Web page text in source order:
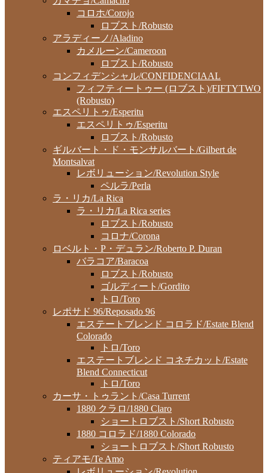
コロホ/Corojo
ロブスト/Robusto
アラディーノ/Aladino
カメルーン/Cameroon
ロブスト/Robusto
コンフィデンシャル/CONFIDENCIAAL
フィフティートゥー (ロブスト)/FIFTYTWO
(Robusto)
エスペリトゥ/Esperitu
エスペリトゥ/Esperitu
ロブスト/Robusto
ギルバート・ド・モンサルバート/Gilbert de
Montsalvat
レボリューション/Revolution Style
ペルラ/Perla
ラ・リカ/La Rica
ラ・リカ/La Rica series
ロブスト/Robusto
コロナ/Corona
ロベルト・P・デュラン/Roberto P. Duran
バラコア/Baracoa
ロブスト/Robusto
ゴルディート/Gordito
トロ/Toro
レポサド 96/Reposado 96
エステートブレンド コロラド/Estate Blend
Colorado
トロ/Toro
エステートブレンド コネチカット/Estate
Blend Connecticut
トロ/Toro
カーサ・トゥラント/Casa Turrent
1880 クラロ/1880 Claro
ショートロブスト/Short Robusto
1880 コロラド/1880 Colorado
ショートロブスト/Short Robusto
ティアモ/Te Amo